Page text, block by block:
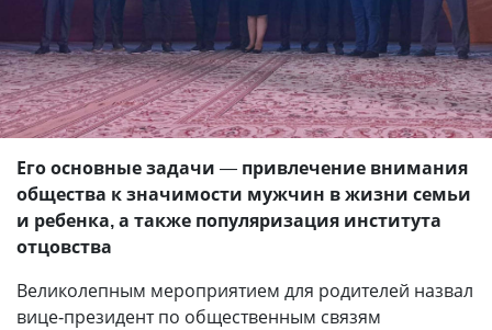
Его основные задачи — привлечение внимания
общества к значимости мужчин в жизни семьи
и ребенка, а также популяризация института
отцовства
Великолепным мероприятием для родителей назвал
вице-президент по общественным связям